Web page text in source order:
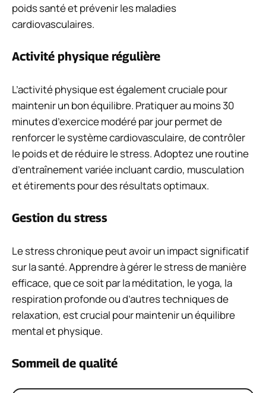
poids santé et prévenir les maladies
cardiovasculaires.
Activité physique régulière
L’activité physique est également cruciale pour
maintenir un bon équilibre. Pratiquer au moins 30
minutes d’exercice modéré par jour permet de
renforcer le système cardiovasculaire, de contrôler
le poids et de réduire le stress. Adoptez une routine
d’entraînement variée incluant cardio, musculation
et étirements pour des résultats optimaux.
Gestion du stress
Le stress chronique peut avoir un impact significatif
sur la santé. Apprendre à gérer le stress de manière
efficace, que ce soit par la méditation, le yoga, la
respiration profonde ou d’autres techniques de
relaxation, est crucial pour maintenir un équilibre
mental et physique.
Sommeil de qualité